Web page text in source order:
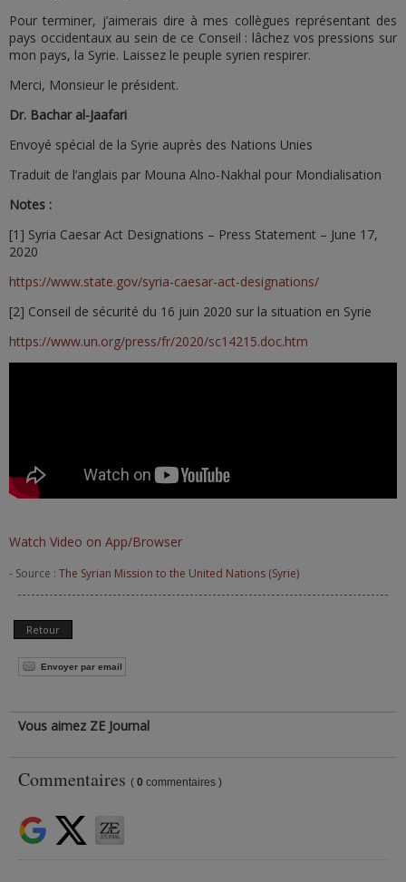
Pour terminer, j’aimerais dire à mes collègues représentant des
pays occidentaux au sein de ce Conseil : lâchez vos pressions sur
mon pays, la Syrie. Laissez le peuple syrien respirer.
Merci, Monsieur le président.
Dr. Bachar al-Jaafari
Envoyé spécial de la Syrie auprès des Nations Unies
Traduit de l’anglais par Mouna Alno-Nakhal pour Mondialisation
Notes :
[1] Syria Caesar Act Designations – Press Statement – June 17,
2020
https://www.state.gov/syria-caesar-act-designations/
[2] Conseil de sécurité du 16 juin 2020 sur la situation en Syrie
https://www.un.org/press/fr/2020/sc14215.doc.htm
Watch Video on App/Browser
- Source : The Syrian Mission to the United Nations (Syrie)
Retour
Envoyer par email
Vous aimez ZE Journal
Commentaires ( 0 commentaires )